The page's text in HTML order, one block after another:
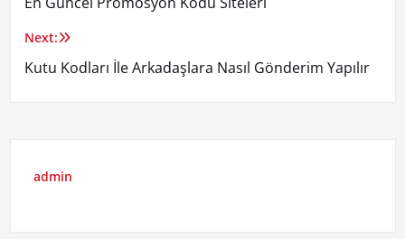
gezinmesi
Next:
Kutu Kodları İle Arkadaşlara Nasıl Gönderim Yapılır
admin